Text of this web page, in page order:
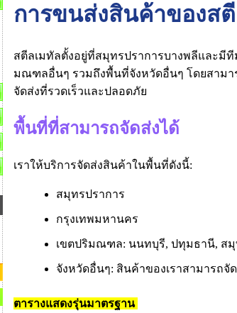
การขนส่งสินค้าของส
สตีลเมทัลตั้งอยู่ที่สมุทรปราการบางพลีและมี
มณฑลอื่นๆ รวมถึงพื้นที่จังหวัดอื่นๆ โดยสามา
จัดส่งที่รวดเร็วและปลอดภัย
พื้นที่ที่สามารถจัดส่งได้
เราให้บริการจัดส่งสินค้าในพื้นที่ดังนี้:
สมุทรปราการ
กรุงเทพมหานคร
เขตปริมณฑล: นนทบุรี, ปทุมธานี, ส
จังหวัดอื่นๆ: สินค้าของเราสามารถจั
ตารางแสดงรุ่นมาตรฐาน